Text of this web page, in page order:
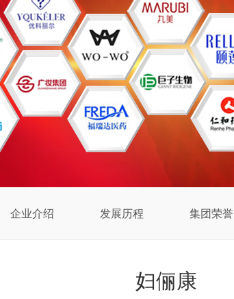
企业介绍 发展历程 集团荣誉
妇俪康